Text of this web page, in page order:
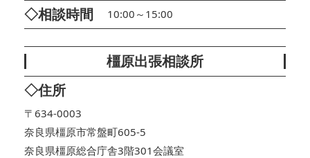
◇相談時間 10:00～15:00
橿原出張相談所
◇住所
〒634-0003
奈良県橿原市常盤町605-5
奈良県橿原総合庁舎3階301会議室